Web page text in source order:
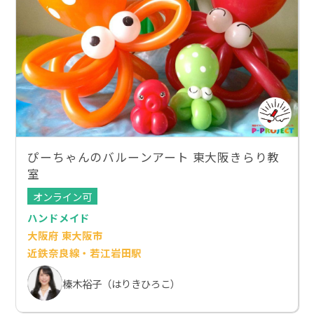
ぴーちゃんのバルーンアート 東大阪きらり教
室
オンライン可
ハンドメイド
大阪府 東大阪市
近鉄奈良線・若江岩田駅
榛木裕子（はりきひろこ）